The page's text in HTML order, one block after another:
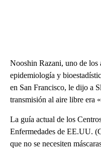
Nooshin Razani, uno de los
epidemiología y
en San Francisco, le dijo a
transmisión al aire libre era
La guía actual de los
Enfermedades de EE.UU.
que no se necesiten